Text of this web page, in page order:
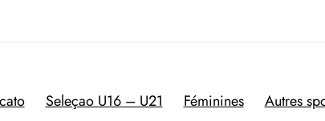
Seleçao U16 – U21 Féminines Autres